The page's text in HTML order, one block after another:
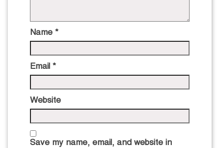
Name *
Email *
Website
Save my name, email, and website in